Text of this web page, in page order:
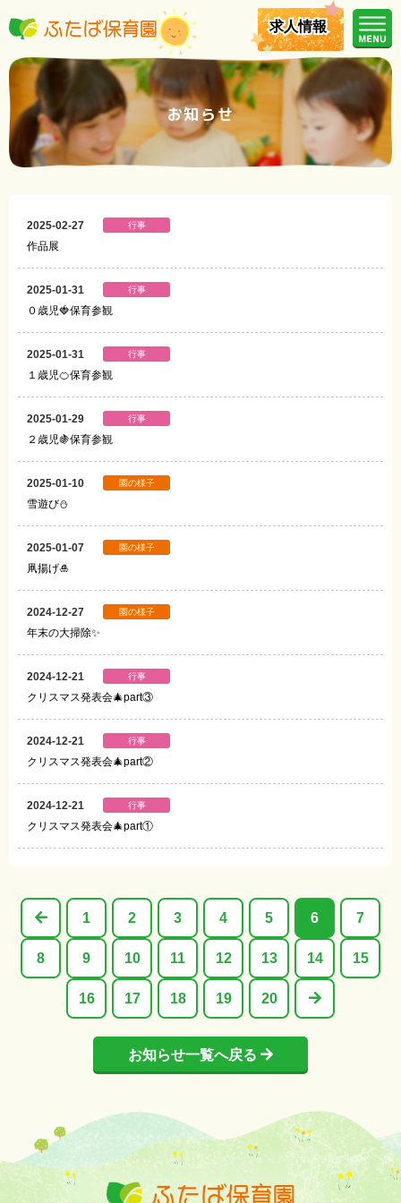
求人情報
求人情報
お知らせ
2025-02-27 行事
作品展
2025-01-31 行事
０歳児🍓保育参観
2025-01-31 行事
１歳児🍊保育参観
2025-01-29 行事
２歳児🍇保育参観
2025-01-10 園の様子
雪遊び⛄
2025-01-07 園の様子
凧揚げ🎍
2024-12-27 園の様子
年末の大掃除✨
2024-12-21 行事
クリスマス発表会🎄part③
2024-12-21 行事
クリスマス発表会🎄part②
2024-12-21 行事
クリスマス発表会🎄part①
1 2 3 4 5 6 7
8 9 10 11 12 13 14 15
16 17 18 19 20
お知らせ一覧へ戻る